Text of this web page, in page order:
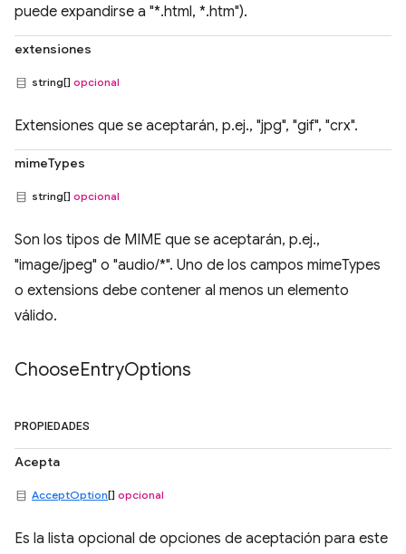
puede expandirse a "*.html, *.htm").
extensiones
string[] opcional
Extensiones que se aceptarán, p.ej., "jpg", "gif", "crx".
mimeTypes
string[] opcional
Son los tipos de MIME que se aceptarán, p.ej.,
"image/jpeg" o "audio/*". Uno de los campos mimeTypes
o extensions debe contener al menos un elemento
válido.
ChooseEntryOptions
PROPIEDADES
Acepta
AcceptOption[] opcional
Es la lista opcional de opciones de aceptación para este